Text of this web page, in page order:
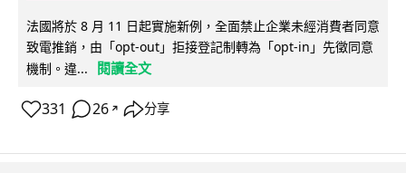
法國將於 8 月 11 日起實施新例，全面禁止企業未經消費者同意
致電推銷，由「opt-out」拒接登記制轉為「opt-in」先徵同意
機制。違...
閱讀全文
331 26 ↗ 分享